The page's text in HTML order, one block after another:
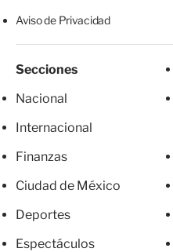
Aviso de Privacidad
Secciones
Nacional
Internacional
Finanzas
Ciudad de México
Deportes
Espectáculos